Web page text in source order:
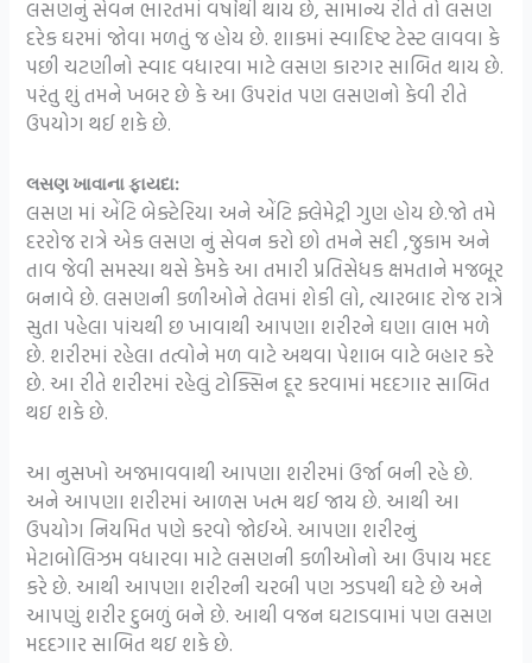
લસણનું સેવન ભારતમાં વર્ષોથી થાય છે, સામાન્ય રીતે તો લસણ
દરેક ઘરમાં જોવા મળતું જ હોય છે. શાકમાં સ્વાદિષ્ટ ટેસ્ટ લાવવા કે
પછી ચટણીનો સ્વાદ વધારવા માટે લસણ કારગર સાબિત થાય છે.
પરંતુ શું તમને ખબર છે કે આ ઉપરાંત પણ લસણનો કેવી રીતે
ઉપયોગ થઈ શકે છે.
લસણ ખાવાના ફાયદા:
લસણ માં એંટિ બેક્ટેરિયા અને એંટિ ફ્લેમેટ્રી ગુણ હોય છે.જો તમે
દરરોજ રાત્રે એક લસણ નું સેવન કરો છો તમને સદી ,જુકામ અને
તાવ જેવી સમસ્યા થસે કેમકે આ તમારી પ્રતિસેધક ક્ષમતાને મજબૂર
બનાવે છે. લસણની કળીઓને તેલમાં શેકી લો, ત્યારબાદ રોજ રાત્રે
સુતા પહેલા પાંચથી છ ખાવાથી આપણા શરીરને ઘણા લાભ મળે
છે. શરીરમાં રહેલા તત્વોને મળ વાટે અથવા પેશાબ વાટે બહાર કરે
છે. આ રીતે શરીરમાં રહેલું ટોક્સિન દૂર કરવામાં મદદગાર સાબિત
થઇ શકે છે.
આ નુસખો અજમાવવાથી આપણા શરીરમાં ઉર્જા બની રહે છે.
અને આપણા શરીરમાં આળસ ખત્મ થઈ જાય છે. આથી આ
ઉપયોગ નિયમિત પણે કરવો જોઈએ. આપણા શરીરનું
મેટાબોલિઝમ વધારવા માટે લસણની કળીઓનો આ ઉપાય મદદ
કરે છે. આથી આપણા શરીરની ચરબી પણ ઝડપથી ઘટે છે અને
આપણું શરીર દુબળું બને છે. આથી વજન ઘટાડવામાં પણ લસણ
મદદગાર સાબિત થઇ શકે છે.